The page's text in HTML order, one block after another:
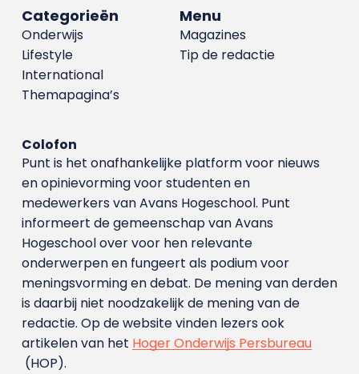
Menu
Magazines
Tip de redactie
Categorieën
Onderwijs
Lifestyle
International
Themapagina’s
Colofon
Punt is het onafhankelijke platform voor nieuws
en opinievorming voor studenten en
medewerkers van Avans Hoge­school. Punt
informeert de gemeenschap van Avans
Hogeschool over voor hen relevante
onderwerpen en fungeert als podium voor
meningsvorming en debat. De mening van derden
is daarbij niet noodzakelijk de mening van de
redactie. Op de website vinden lezers ook
artikelen van het Hoger Onderwijs Persbureau
(HOP).